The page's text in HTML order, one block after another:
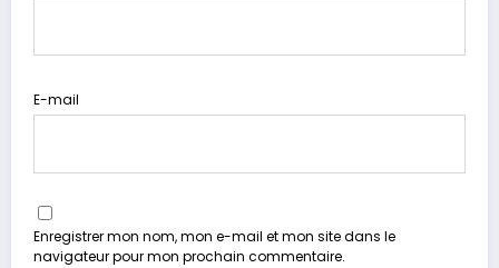
E-mail
Enregistrer mon nom, mon e-mail et mon site dans le
navigateur pour mon prochain commentaire.